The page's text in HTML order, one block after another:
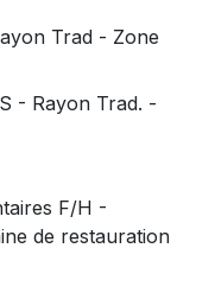
Trad - Zone
- Rayon Trad. -
F/H -
de restauration